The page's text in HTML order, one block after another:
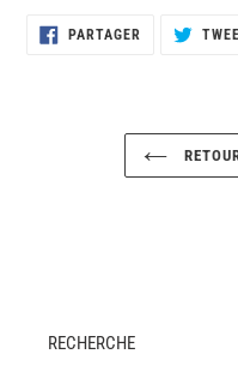
PARTAGER PARTAGER
RECHERCHE